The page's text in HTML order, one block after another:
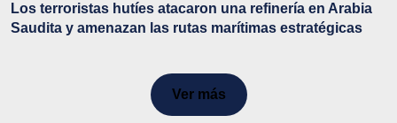
Los terroristas hutíes atacaron una refinería en Arabia
Saudita y amenazan las rutas marítimas estratégicas
Ver más